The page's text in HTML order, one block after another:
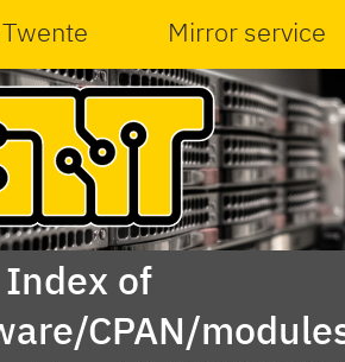
Mirror service
Index of
CPAN/